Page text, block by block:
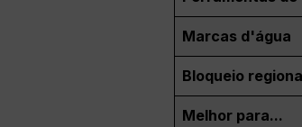
Marcas d'água
Bloqueio
Melhor para...